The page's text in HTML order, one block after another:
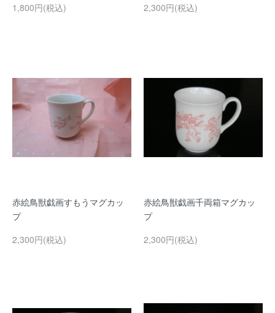
1,800円(税込)
2,300円(税込)
赤絵鳥獣戯画すもうマグカッ
プ
2,300円(税込)
赤絵鳥獣戯画千両箱マグカッ
プ
2,300円(税込)